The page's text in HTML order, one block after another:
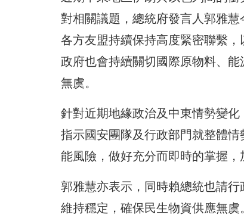
對相關議題，總統府發言人郭雅
各方友盟持續保持高度緊密聯繫，
政府也會持續關切國際原物料、
無虞。
針對近期地緣政治及中東情勢變
指示國安團隊及行政部門就整體
能風險，做好充分而即時的掌握，
郭雅慧亦表示，同時賴總統也請
維持穩定，確保民生物資供應無虞